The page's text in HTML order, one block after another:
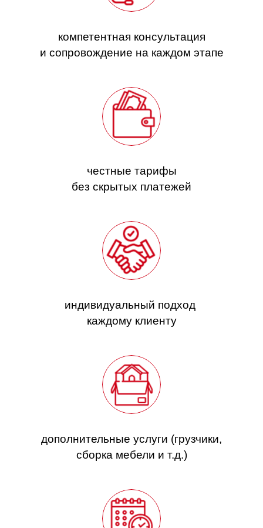
компетентная консультация
и сопровождение на каждом этапе
честные тарифы
без скрытых платежей
индивидуальный подход
каждому клиенту
дополнительные услуги (грузчики,
сборка мебели и т.д.)